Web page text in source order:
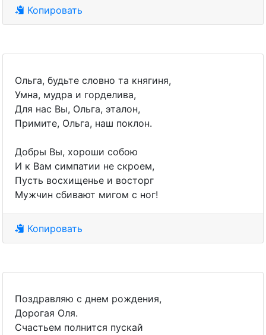
Копировать
Ольга, будьте словно та княгиня,
Умна, мудра и горделива,
Для нас Вы, Ольга, эталон,
Примите, Ольга, наш поклон.
Добры Вы, хороши собою
И к Вам симпатии не скроем,
Пусть восхищенье и восторг
Мужчин сбивают мигом с ног!
Копировать
Поздравляю с днем рождения,
Дорогая Оля.
Счастьем полнится пускай